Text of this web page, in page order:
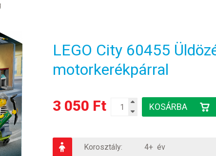
LEGO City 60455
motorkerékpárral
3 050 Ft
Korosztály: 4+ év